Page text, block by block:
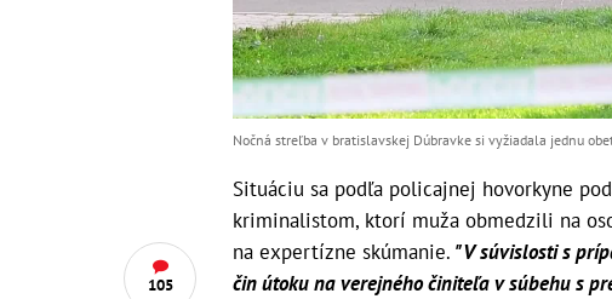
105
Nočná streľba v bratislavskej Dúbravke si vyžiadala jednu
Situáciu sa podľa policajnej hovorkyne
kriminalistom, ktorí muža obmedzili na
na expertízne skúmanie. "V súvislosti s
čin útoku na verejného činiteľa v súbehu s